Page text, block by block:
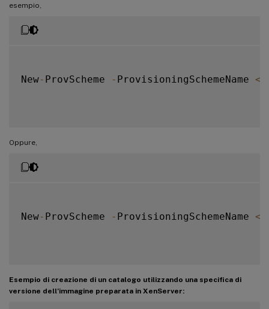
esempio,
New- ProvScheme - ProvisioningSchemeName <
Oppure,
New- ProvScheme - ProvisioningSchemeName <
Esempio di creazione di un catalogo utilizzando una specifica di
versione dell’immagine preparata in XenServer: